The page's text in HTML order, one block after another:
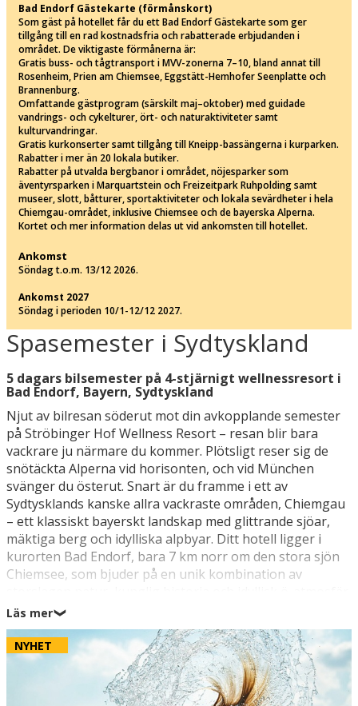
Spasemester i Sydtyskland
5 dagars bilsemester på 4-stjärnigt wellnessresort i
Bad Endorf, Bayern, Sydtyskland
Njut av bilresan söderut mot din avkopplande semester
på Ströbinger Hof Wellness Resort – resan blir bara
vackrare ju närmare du kommer. Plötsligt reser sig de
snötäckta Alperna vid horisonten, och vid München
svänger du österut. Snart är du framme i ett av
Sydtysklands kanske allra vackraste områden, Chiemgau
– ett klassiskt bayerskt landskap med glittrande sjöar,
mäktiga berg och idylliska alpbyar. Ditt hotell ligger i
kurorten Bad Endorf, bara 7 km norr om den stora sjön
Chiemsee, som bjuder på en unik kombination av
på öarna Herreninsel och Fraueninsel, som du enkelt når
med båt. Men innan dess lockar det säkert att utforska
den termiska badanläggningen, där du har fri entré
under hela vistelsen.
Din spasemester blir ren lyx. Börja dagen med ett glas
Läs mer❯
NYHET
Bad Endorf Gästekarte (förmånskort)
Som gäst på hotellet får du ett Bad Endorf Gästekarte som ger
tillgång till en rad kostnadsfria och rabatterade erbjudanden i
området. De viktigaste förmånerna är:
Gratis buss- och tågtransport i MVV-zonerna 7–10, bland annat till
Rosenheim, Prien am Chiemsee, Eggstätt-Hemhofer Seenplatte och
Brannenburg.
Omfattande gästprogram (särskilt maj–oktober) med guidade
vandrings- och cykelturer, ört- och naturaktiviteter samt
kulturvandringar.
Gratis kurkonserter samt tillgång till Kneipp-bassängerna i kurparken.
Rabatter i mer än 20 lokala butiker.
Rabatter på utvalda bergbanor i området, nöjesparker som
äventyrsparken i Marquartstein och Freizeitpark Ruhpolding samt
museer, slott, båtturer, sportaktiviteter och lokala sevärdheter i hela
Chiemgau-området, inklusive Chiemsee och de bayerska Alperna.
Kortet och mer information delas ut vid ankomsten till hotellet.
Ankomst
Söndag t.o.m. 13/12 2026.
Ankomst 2027
Söndag i perioden 10/1-12/12 2027.